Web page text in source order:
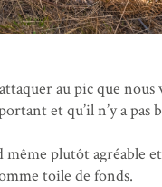
au pic que nous
et qu’il n’y a pas
plutôt agréable
toile de fonds.